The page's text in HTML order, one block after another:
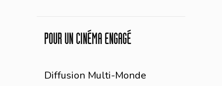
POUR UN CINÉMA ENGAGÉ
Diffusion Multi-Monde